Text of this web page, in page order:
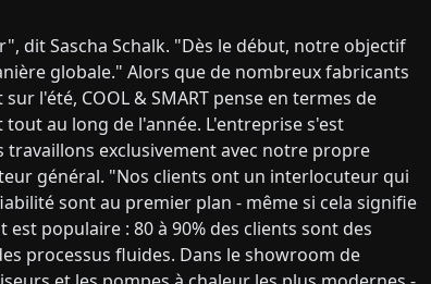
dit Sascha Schalk. "Dès le début, notre objectif
globale." Alors que de nombreux fabricants
l'été, COOL & SMART pense en termes de
au long de l'année. L'entreprise s'est
exclusivement avec notre propre
général. "Nos clients ont un interlocuteur qui
sont au premier plan - même si cela signifie
populaire : 80 à 90% des clients sont des
processus fluides. Dans le showroom de